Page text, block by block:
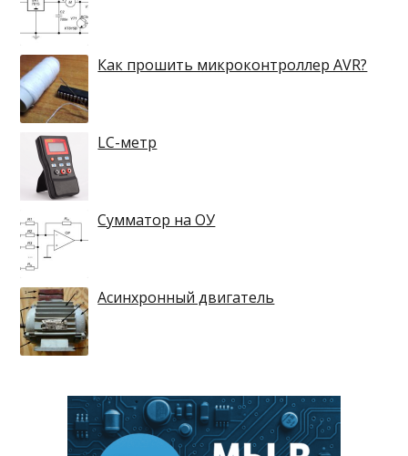
Как прошить микроконтроллер AVR?
LC-метр
Сумматор на ОУ
Асинхронный двигатель